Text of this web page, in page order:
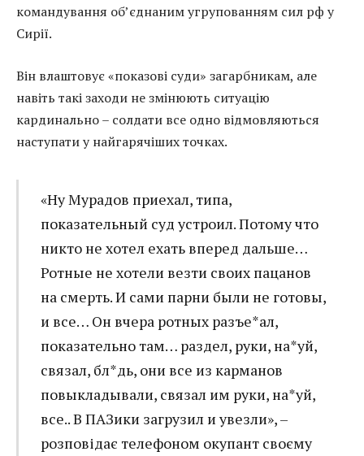
командування об’єднаним угрупованням сил рф у
Сирії.
Він влаштовує «показові суди» загарбникам, але
навіть такі заходи не змінюють ситуацію
кардинально – солдати все одно відмовляються
наступати у найгарячіших точках.
«Ну Мурадов приехал, типа,
показательный суд устроил. Потому что
никто не хотел ехать вперед дальше…
Ротные не хотели везти своих пацанов
на смерть. И сами парни были не готовы,
и все… Он вчера ротных разъе*ал,
показательно там… раздел, руки, на*уй,
связал, бл*дь, они все из карманов
повыкладывали, связал им руки, на*уй,
все.. В ПАЗики загрузил и увезли», –
розповідає телефоном окупант своєму